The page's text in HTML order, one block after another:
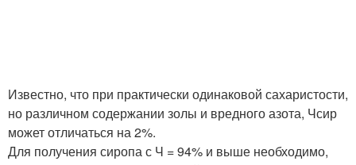
Известно, что при практически одинаковой сахаристости,
но различном содержании золы и вредного азота, Чсир
может отличаться на 2%.
Для получения сиропа с Ч = 94% и выше необходимо,